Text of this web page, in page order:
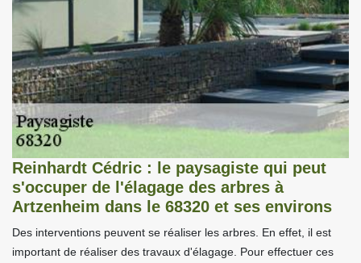
Reinhardt Cédric : le paysagiste qui peut
s'occuper de l'élagage des arbres à
Artzenheim dans le 68320 et ses environs
Des interventions peuvent se réaliser les arbres. En effet, il est
important de réaliser des travaux d'élagage. Pour effectuer ces